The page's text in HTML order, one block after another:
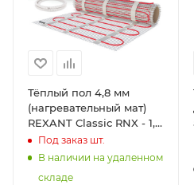
Тёплый пол 4,8 мм
(нагревательный мат)
REXANT Classic RNX - 1,5
м2 - 225Вт (двухжильный
с экраном)
Под заказ шт.
В наличии на удаленном
складе